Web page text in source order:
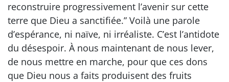
reconstruire progressivement l’avenir sur cette
terre que Dieu a sanctifiée.” Voilà une parole
d’espérance, ni naïve, ni irréaliste. C’est l’antidote
du désespoir. À nous maintenant de nous lever,
de nous mettre en marche, pour que ces dons
que Dieu nous a faits produisent des fruits